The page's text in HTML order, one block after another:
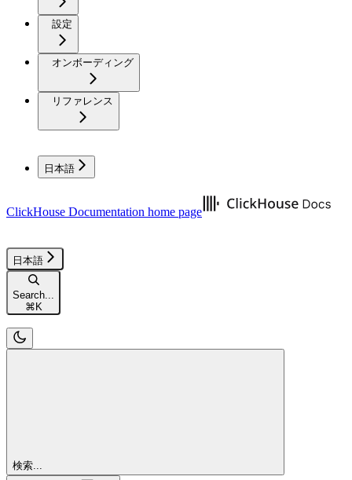
設定
オンボーディング
リファレンス
日本語
ClickHouse Documentation home page
日本語
Search...
⌘ K
検索...